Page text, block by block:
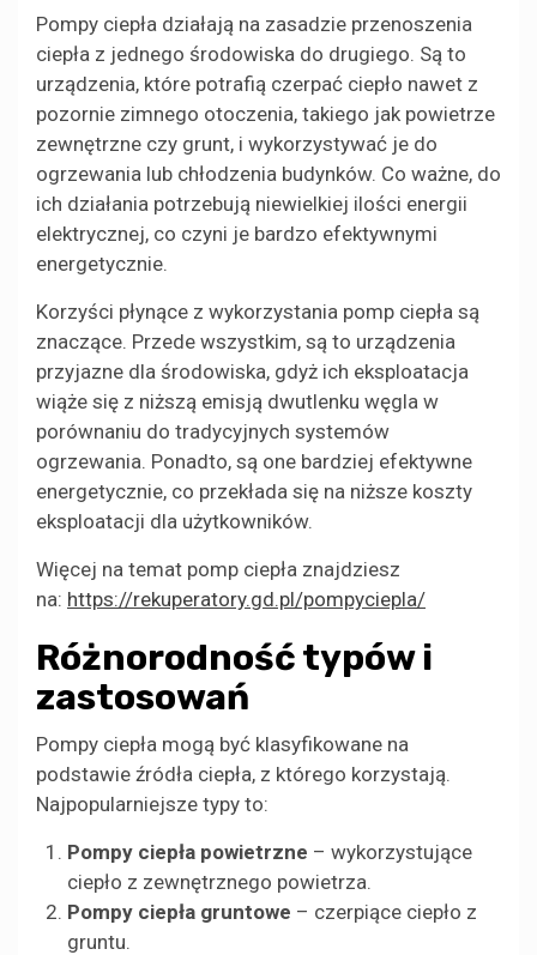
Pompy ciepła działają na zasadzie przenoszenia
ciepła z jednego środowiska do drugiego. Są to
urządzenia, które potrafią czerpać ciepło nawet z
pozornie zimnego otoczenia, takiego jak powietrze
zewnętrzne czy grunt, i wykorzystywać je do
ogrzewania lub chłodzenia budynków. Co ważne, do
ich działania potrzebują niewielkiej ilości energii
elektrycznej, co czyni je bardzo efektywnymi
energetycznie.
Korzyści płynące z wykorzystania pomp ciepła są
znaczące. Przede wszystkim, są to urządzenia
przyjazne dla środowiska, gdyż ich eksploatacja
wiąże się z niższą emisją dwutlenku węgla w
porównaniu do tradycyjnych systemów
ogrzewania. Ponadto, są one bardziej efektywne
energetycznie, co przekłada się na niższe koszty
eksploatacji dla użytkowników.
Więcej na temat pomp ciepła znajdziesz
na: https://rekuperatory.gd.pl/pompyciepla/
Różnorodność typów i
zastosowań
Pompy ciepła mogą być klasyfikowane na
podstawie źródła ciepła, z którego korzystają.
Najpopularniejsze typy to:
Pompy ciepła powietrzne – wykorzystujące
ciepło z zewnętrznego powietrza.
Pompy ciepła gruntowe – czerpiące ciepło z
gruntu.